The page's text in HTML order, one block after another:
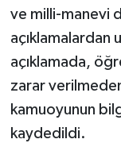
ve milli-manevi
açıklamalardan
açıklamada,
zarar
kamuoyunun
kaydedildi.